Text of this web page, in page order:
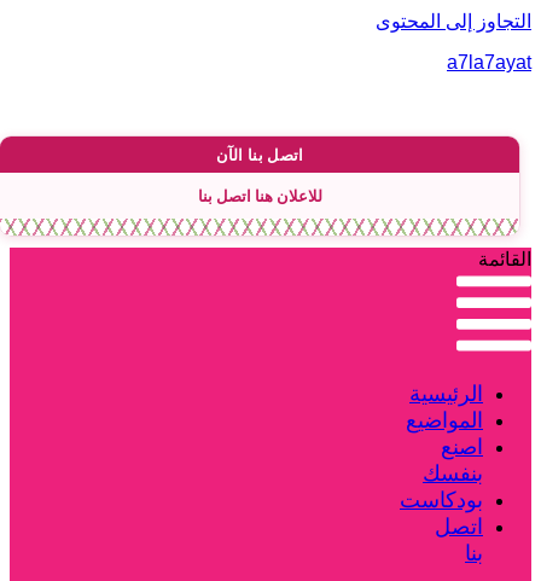
إلى المحتوى
اتصل بنا الآن
للاعلان هنا اتصل بنا
الرئيسية
المواضيع
اصنع
بنفسك
بودكاست
اتصل
بنا